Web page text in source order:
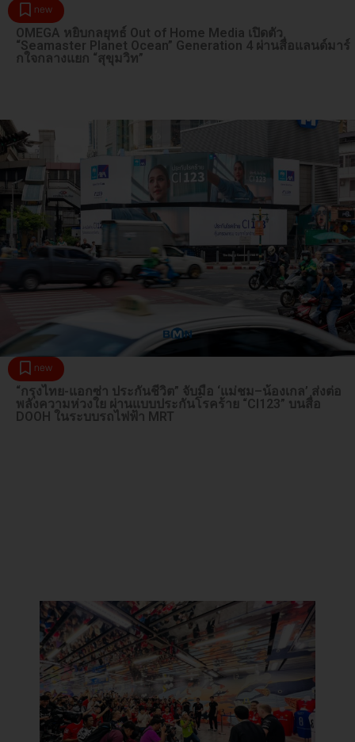
new
OMEGA หยิบกลยุทธ์ Out of Home Media เปิดตัว
“Seamaster Planet Ocean” Generation 4 ผ่านสื่อแลนด์มาร์
กใจกลางแยก “สุขุมวิท”
new
“กรุงไทย-แอกซ่า ประกันชีวิต” จับมือ ‘แม่ชม–น้องเกล’ ส่งต่อ
พลังความห่วงใย ผ่านแบบประกันโรคร้าย “CI123” บนสื่อ
DOOH ในระบบรถไฟฟ้า MRT